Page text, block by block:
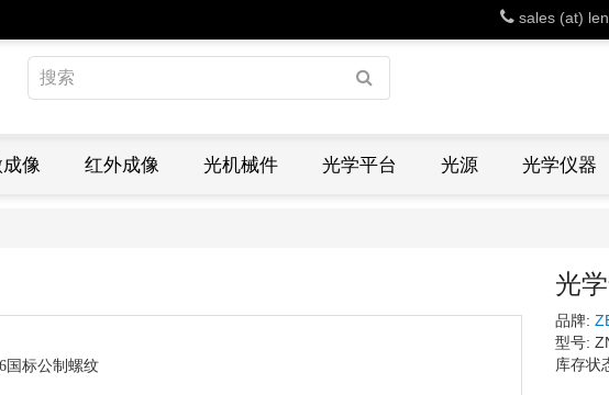
sales (at)
像 红外成像 光机械件 光学平台 光源 光学仪器
国标公制螺纹
光
品牌:
型号:
库存状